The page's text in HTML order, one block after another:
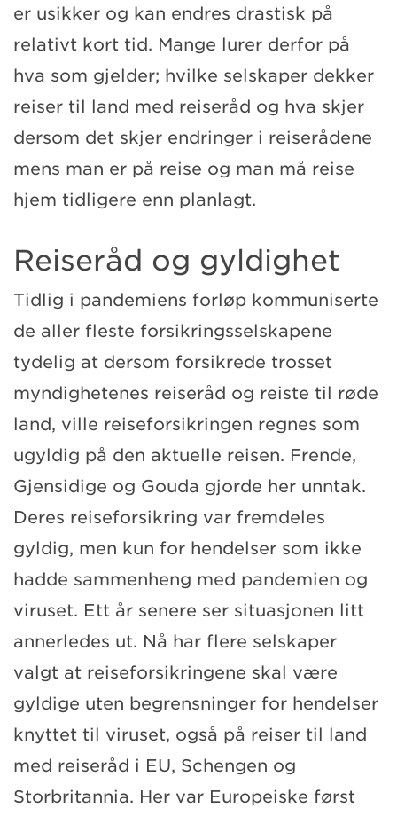
er usikker og kan endres drastisk på
relativt kort tid. Mange lurer derfor på
hva som gjelder; hvilke selskaper dekker
reiser til land med reiseråd og hva skjer
dersom det skjer endringer i reiserådene
mens man er på reise og man må reise
hjem tidligere enn planlagt.
Reiseråd og gyldighet
Tidlig i pandemiens forløp kommuniserte
de aller fleste forsikringsselskapene
tydelig at dersom forsikrede trosset
myndighetenes reiseråd og reiste til røde
land, ville reiseforsikringen regnes som
ugyldig på den aktuelle reisen. Frende,
Gjensidige og Gouda gjorde her unntak.
Deres reiseforsikring var fremdeles
gyldig, men kun for hendelser som ikke
hadde sammenheng med pandemien og
viruset. Ett år senere ser situasjonen litt
annerledes ut. Nå har flere selskaper
valgt at reiseforsikringene skal være
gyldige uten begrensninger for hendelser
knyttet til viruset, også på reiser til land
med reiseråd i EU, Schengen og
Storbritannia. Her var Europeiske først